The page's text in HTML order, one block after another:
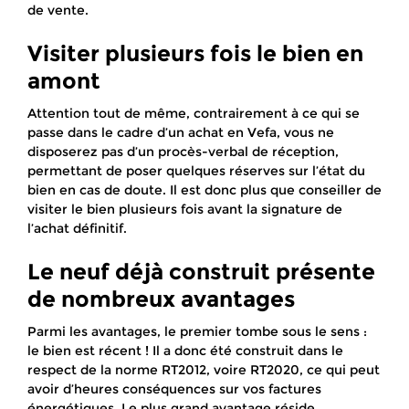
de vente.
Visiter plusieurs fois le bien en
amont
Attention tout de même, contrairement à ce qui se
passe dans le cadre d’un achat en Vefa, vous ne
disposerez pas d’un procès-verbal de réception,
permettant de poser quelques réserves sur l’état du
bien en cas de doute. Il est donc plus que conseiller de
visiter le bien plusieurs fois avant la signature de
l’achat définitif.
Le neuf déjà construit présente
de nombreux avantages
Parmi les avantages, le premier tombe sous le sens :
le bien est récent ! Il a donc été construit dans le
respect de la norme RT2012, voire RT2020, ce qui peut
avoir d’heures conséquences sur vos factures